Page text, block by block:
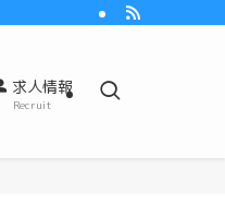
求人情報
Recruit